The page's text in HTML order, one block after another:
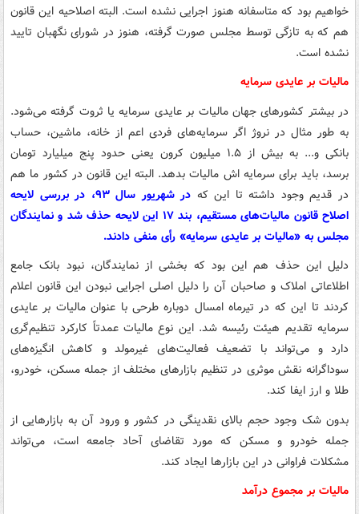
خواهیم بود که متاسفانه هنوز اجرایی نشده است. البته اصلاحیه این قانون
هم که به تازگی توسط مجلس صورت گرفته، هنوز در شورای نگهبان تایید
نشده است.
مالیات بر عایدی سرمایه
در بیشتر کشورهای جهان مالیات بر عایدی سرمایه یا ثروت گرفته می‌شود.
به طور مثال در نروژ اگر سرمایه‌های فردی اعم از خانه، ماشین، حساب
بانکی و... به بیش از ۱.۵ میلیون کرون یعنی حدود پنج میلیارد تومان
برسد، باید برای سرمایه اش مالیات بدهد. البته این قانون در کشور ما هم
در قدیم وجود داشته تا این که
در شهریور سال ۹۳، در بررسی لایحه
اصلاح قانون مالیات‌های مستقیم، بند ۱۷ این لایحه حذف شد و نمایندگان
مجلس به «مالیات بر عایدی سرمایه» رأی منفی دادند.
دلیل این حذف هم این بود که بخشی از نمایندگان، نبود بانک جامع
اطلاعاتی املاک و صاحبان آن را دلیل اصلی اجرایی نبودن این قانون اعلام
کردند تا این که در تیرماه امسال دوباره طرحی با عنوان مالیات بر عایدی
سرمایه تقدیم هیئت رئیسه شد. این نوع مالیات عمدتاً کارکرد تنظیم‌گری
دارد و می‌تواند با تضعیف فعالیت‌های غیرمولد و کاهش انگیزه‌های
سوداگرانه نقش موثری در تنظیم بازارهای مختلف از جمله مسکن، خودرو،
طلا و ارز ایفا کند.
بدون شک وجود حجم بالای نقدینگی در کشور و ورود آن به بازارهایی از
جمله خودرو و مسکن که مورد تقاضای آحاد جامعه است، می‌تواند
مشکلات فراوانی در این بازارها ایجاد کند.
مالیات بر مجموع درآمد